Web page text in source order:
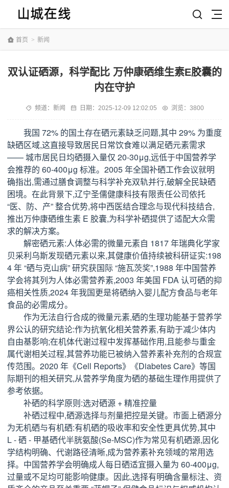
首页 > 新闻
双认证硒源，科学配比 万仲康硒维生素E胶囊的
内在守护
频道： 新闻 日期： 2025-12-09 12:02:05 浏览：3800
我国 72% 的国土存在硒元素缺乏问题,其中 29% 为重度
缺硒区域,这直接导致居民日常饮食难以满足硒元素需求
—— 城市居民日均硒摄入量仅 20-30μg,远低于中国营养学
会推荐的 60-400μg 标准。2005 年全国补硒工作会议就明
确指出,需通过膳食调整与科学补充双轨并行,破解全民缺硒
困境。在此背景下,辽宁圣儒健康科技有限责任公司依托
“医、防、产” 整合优势,将中西医结合理念与现代科技结合,
推出万仲康硒维生素 E 胶囊,为科学补硒提供了适配大众需
求的解决方案。
解密硒元素:人体必需的微量元素自 1817 年瑞典化学家
贝采利乌斯发现硒元素以来,其健康价值持续被科研证实:198
4 年 “硒与克山病” 研究获国际 “施瓦茨奖”,1988 年中国营养
学会将其列为人体必需营养素,2003 年美国 FDA 认可硒的抑
癌相关性质,2024 年我国更是将硒纳入婴儿配方食品与老年
食品的必需成分。
作为无法自行合成的微量元素,硒的生理功能基于营养学
界公认的研究结论:作为抗氧化相关营养素,有助于减少体内
自由基影响;在机体代谢过程中发挥基础作用,且能参与重金
属代谢相关过程,其营养功能已被纳入营养素补充剂的合规宣
传范围。2020 年《Cell Reports》《Diabetes Care》等国
际期刊的相关研究,从营养学角度为硒的基础生理作用提供了
参考依据。
补硒的科学原则:选对硒源 + 精准控量
补硒过程中,硒源选择与剂量把控是关键。市面上硒源分
为无机硒与有机硒:有机硒的吸收率和安全性更具优势,其中
L - 硒 - 甲基硒代半胱氨酸(Se-MSC)作为常见有机硒源,因化
学结构明确、代谢路径清晰,成为营养素补充领域的常用选
择。中国营养学会明确成人每日硒适宜摄入量为 60-400μg,
过量或不足均可能影响健康。因此,选择有明确含量标注、资